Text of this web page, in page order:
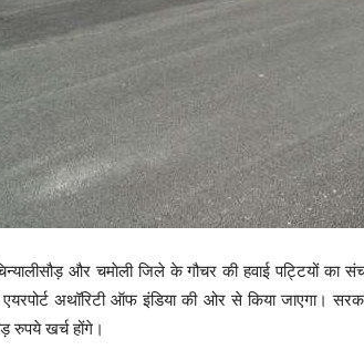
और चमाेली जिले के गौचर की हवाई पट्टियों का
अथॉरिटी ऑफ इंडिया की ओर से किया जाएगा। सरकार
रुपये खर्च होंगे।